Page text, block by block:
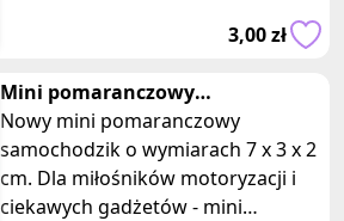
miłośnikom klimatów fantasy i woj
3,00 zł
Mini pomaranczowy
samochodzik
Nowy mini pomaranczowy
samochodzik o wymiarach 7 x 3 x 2
cm. Dla miłośników motoryzacji i
ciekawych gadżetów - mini